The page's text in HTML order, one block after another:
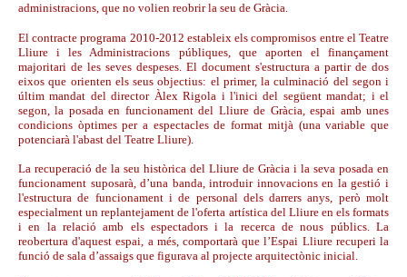
administracions, que no volien reobrir la seu de Gràcia.
El contracte programa 2010-2012 estableix els compromisos entre el Teatre
Lliure i les Administracions públiques, que aporten el finançament
majoritari de les seves despeses. El document s'estructura a partir de dos
eixos que orienten els seus objectius: el primer, la culminació del segon i
últim mandat del director Àlex Rigola i l'inici del següent mandat; i el
segon, la posada en funcionament del Lliure de Gràcia, espai amb unes
condicions òptimes per a espectacles de format mitjà (una variable que
potenciarà l'abast del Teatre Lliure).
La recuperació de la seu històrica del Lliure de Gràcia i la seva posada en
funcionament suposarà, d’una banda, introduir innovacions en la gestió i
l'estructura de funcionament i de personal dels darrers anys, però molt
especialment un replantejament de l'oferta artística del Lliure en els formats
i en la relació amb els espectadors i la recerca de nous públics. La
reobertura d'aquest espai, a més, comportarà que l’Espai Lliure recuperi la
funció de sala d’assaigs que figurava al projecte arquitectònic inicial.